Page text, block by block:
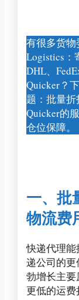
有很多货物
Logistics：
DHL、
Quicker？
题：批量折
Quicker的
仓位保障。
一、批
物流费
快递代理
递公司的
勃增长主要
更低的运